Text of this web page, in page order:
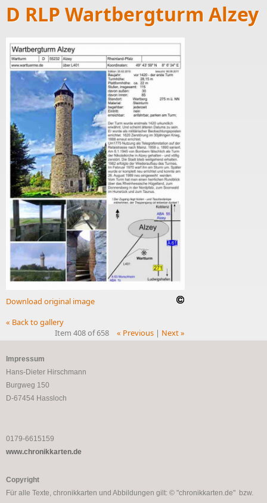
D RLP Wartbergturm Alzey
Download original image
« Back to gallery
Item 408 of 658
« Previous| Next »
Impressum
Hans-Dieter Hirschmann
Burgweg 150
D-67454 Hassloch
0179-6615159
www.chronikkarten.de
Copyright
Für alle Texte, chronikkarten und Abbildungen gilt: © "chronikkarten.de" bzw.